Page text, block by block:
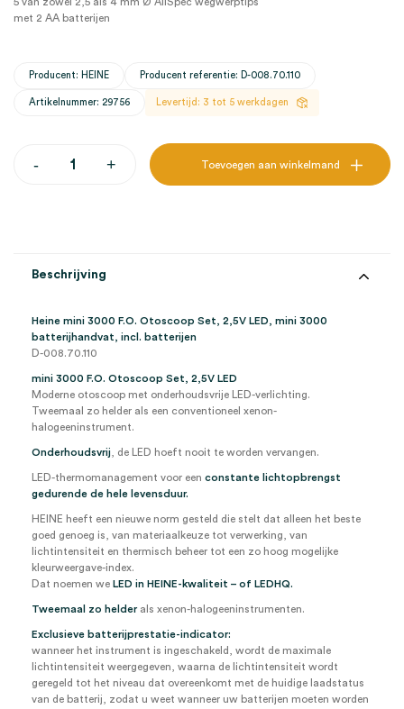
met 2 AA batterijen
Producent: HEINE Producent referentie: D-008.70.110
Artikelnummer: 29756 Levertijd: 3 tot 5 werkdagen
-
mini
incl.
batterijen
(set)
aantal
+ Toevoegen aan winkelmand
Beschrijving
Heine mini 3000 F.O. Otoscoop Set, 2,5V LED, mini 3000
batterijhandvat, incl. batterijen
D-008.70.110
mini 3000 F.O. Otoscoop Set, 2,5V LED
Moderne otoscoop met onderhoudsvrije LED-verlichting.
Tweemaal zo helder als een conventioneel xenon-
halogeeninstrument.
Onderhoudsvrij , de LED hoeft nooit te worden vervangen.
LED-thermomanagement voor een constante lichtopbrengst
gedurende de hele levensduur.
HEINE heeft een nieuwe norm gesteld die stelt dat alleen het beste
goed genoeg is, van materiaalkeuze tot verwerking, van
lichtintensiteit en thermisch beheer tot een zo hoog mogelijke
kleurweergave-index.
Dat noemen we LED in HEINE-kwaliteit – of LEDHQ.
Tweemaal zo helderals xenon-halogeeninstrumenten.
Exclusieve batterijprestatie-indicator:
wanneer het instrument is ingeschakeld, wordt de maximale
lichtintensiteit weergegeven, waarna de lichtintensiteit wordt
geregeld tot het niveau dat overeenkomt met de huidige laadstatus
van de batterij, zodat u weet wanneer uw batterijen moeten worden